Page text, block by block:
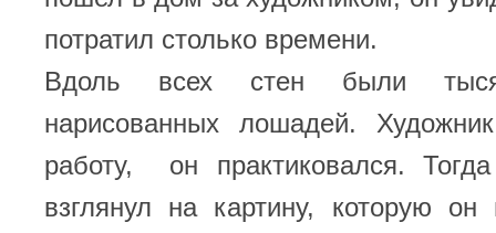
потратил столько времени.
Вдоль всех стен были
нарисованных лошадей.
работу, он практиковался.
взглянул на картину, которую он